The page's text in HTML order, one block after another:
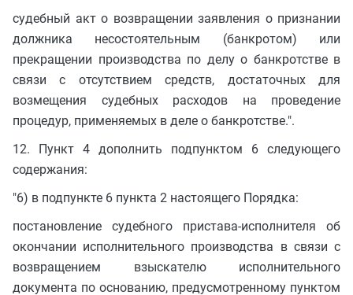
судебный акт о возвращении заявления о признании
должника несостоятельным (банкротом) или
прекращении производства по делу о банкротстве в
связи с отсутствием средств, достаточных для
возмещения судебных расходов на проведение
процедур, применяемых в деле о банкротстве.".
12. Пункт 4 дополнить подпунктом 6 следующего
содержания:
"6) в подпункте 6 пункта 2 настоящего Порядка:
постановление судебного пристава-исполнителя об
окончании исполнительного производства в связи с
возвращением взыскателю исполнительного
документа по основанию, предусмотренному пунктом